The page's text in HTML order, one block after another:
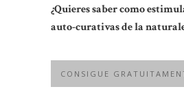
¿Quieres saber como
auto-curativas de la
CONSIGUE